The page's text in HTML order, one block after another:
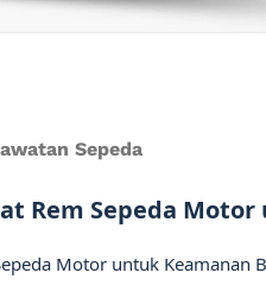
Sepeda
Rem Sepeda
Motor untuk Keamanan